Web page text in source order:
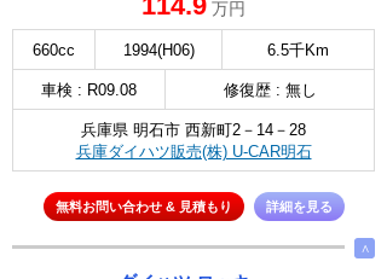
万円
660cc 1994(H06) 6.5千Km
車検 : R09.08 修復歴 : 無し
兵庫県 明石市 西新町2－14－28
兵庫ダイハツ販売(株) U-CAR明石
無料お問い合わせ & 見積もり 詳細を見る
∧